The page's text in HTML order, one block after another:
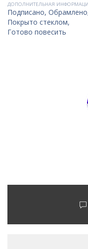
ДОПОЛНИТЕЛЬНАЯ
Подписано,
Покрыто стеклом,
Готово повесить